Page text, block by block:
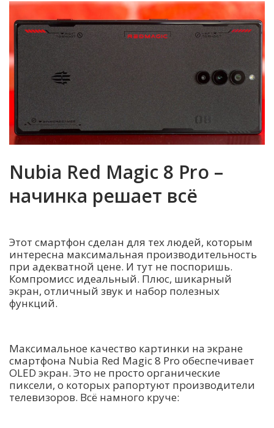
Nubia Red Magic 8 Pro –
начинка решает всё
Этот смартфон сделан для тех людей, которым
интересна максимальная производительность
при адекватной цене. И тут не поспоришь.
Компромисс идеальный. Плюс, шикарный
экран, отличный звук и набор полезных
функций.
Максимальное качество картинки на экране
смартфона Nubia Red Magic 8 Pro обеспечивает
OLED экран. Это не просто органические
пиксели, о которых рапортуют производители
телевизоров. Всё намного круче: